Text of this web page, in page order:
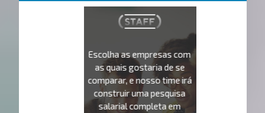
Escolha as empresas com
as quais gostaria de se
comparar, e nosso time irá
construir uma pesquisa
salarial completa em